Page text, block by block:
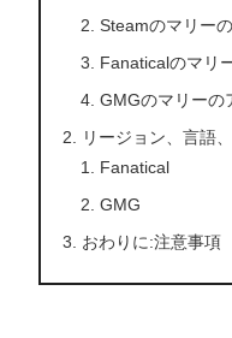
Steamのマリー
Fanaticalのマリ
GMGのマリーの
リージョン、言語
Fanatical
GMG
おわりに:注意事項